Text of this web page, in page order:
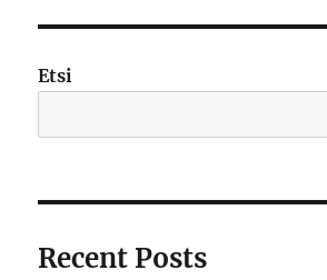
Etsi
Recent Posts